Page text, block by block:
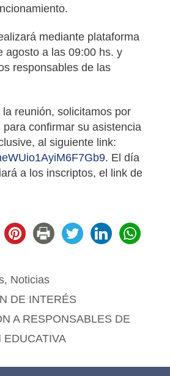
mediante plataforma
agosto a las 09:00 hs. y
responsables de las
reunión, solicitamos por
confirmar su asistencia
al siguiente link:
. El día
a los inscriptos, el link de
, Noticias
DE INTERÉS
A RESPONSABLES DE
EDUCATIVA